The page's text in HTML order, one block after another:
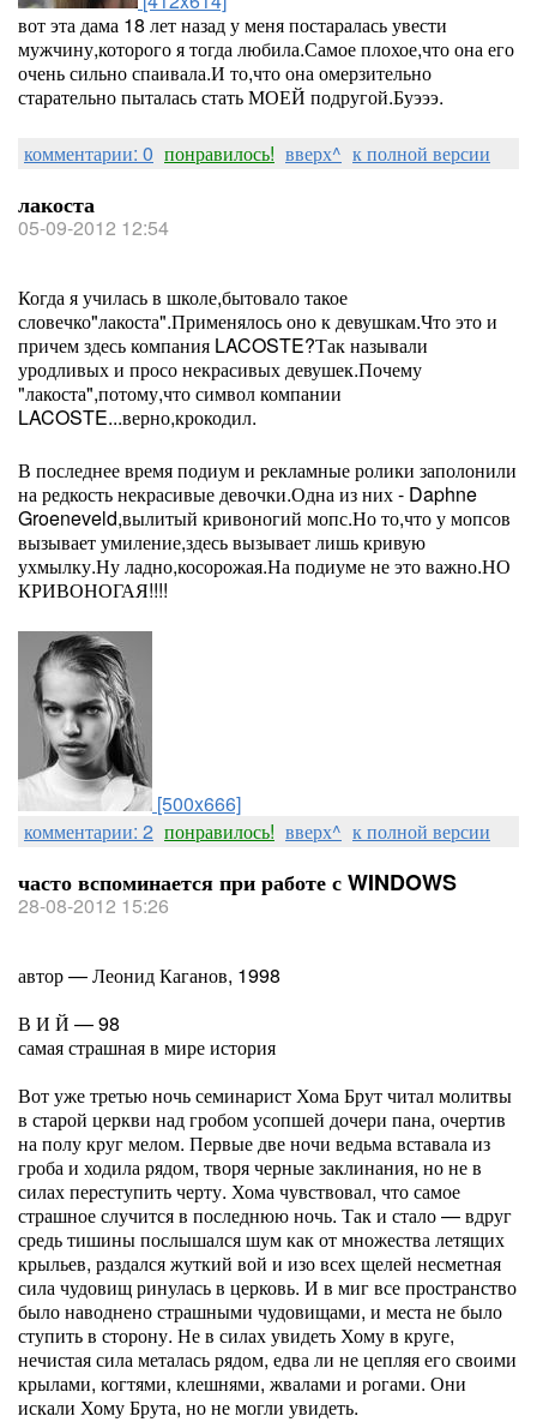
вот эта дама 18 лет назад у меня постаралась увести
мужчину,которого я тогда любила.Самое плохое,что она его
очень сильно спаивала.И то,что она омерзительно
старательно пыталась стать МОЕЙ подругой.Буэээ.
комментарии: 0 понравилось! вверх^ к полной версии
лакоста
05-09-2012 12:54
Когда я училась в школе,бытовало такое
словечко"лакоста".Применялось оно к девушкам.Что это и
причем здесь компания LACOSTE?Так называли
уродливых и просо некрасивых девушек.Почему
"лакоста",потому,что символ компании
LACOSTE...верно,крокодил.
В последнее время подиум и рекламные ролики заполонили
на редкость некрасивые девочки.Одна из них - Daphne
Groeneveld,вылитый кривоногий мопс.Но то,что у мопсов
вызывает умиление,здесь вызывает лишь кривую
ухмылку.Ну ладно,косорожая.На подиуме не это важно.НО
КРИВОНОГАЯ!!!!
[500x666]
комментарии: 2 понравилось! вверх^ к полной версии
часто вспоминается при работе с WINDOWS
28-08-2012 15:26
автор — Леонид Каганов, 1998
В И Й — 98
самая страшная в мире история
Вот уже третью ночь семинарист Хома Брут читал молитвы
в старой церкви над гробом усопшей дочери пана, очертив
на полу круг мелом. Первые две ночи ведьма вставала из
гроба и ходила рядом, творя черные заклинания, но не в
силах переступить черту. Хома чувствовал, что самое
страшное случится в последнюю ночь. Так и стало — вдруг
средь тишины послышался шум как от множества летящих
крыльев, раздался жуткий вой и изо всех щелей несметная
сила чудовищ ринулась в церковь. И в миг все пространство
было наводнено страшными чудовищами, и места не было
ступить в сторону. Не в силах увидеть Хому в круге,
нечистая сила металась рядом, едва ли не цепляя его своими
крылами, когтями, клешнями, жвалами и рогами. Они
искали Хому Брута, но не могли увидеть.